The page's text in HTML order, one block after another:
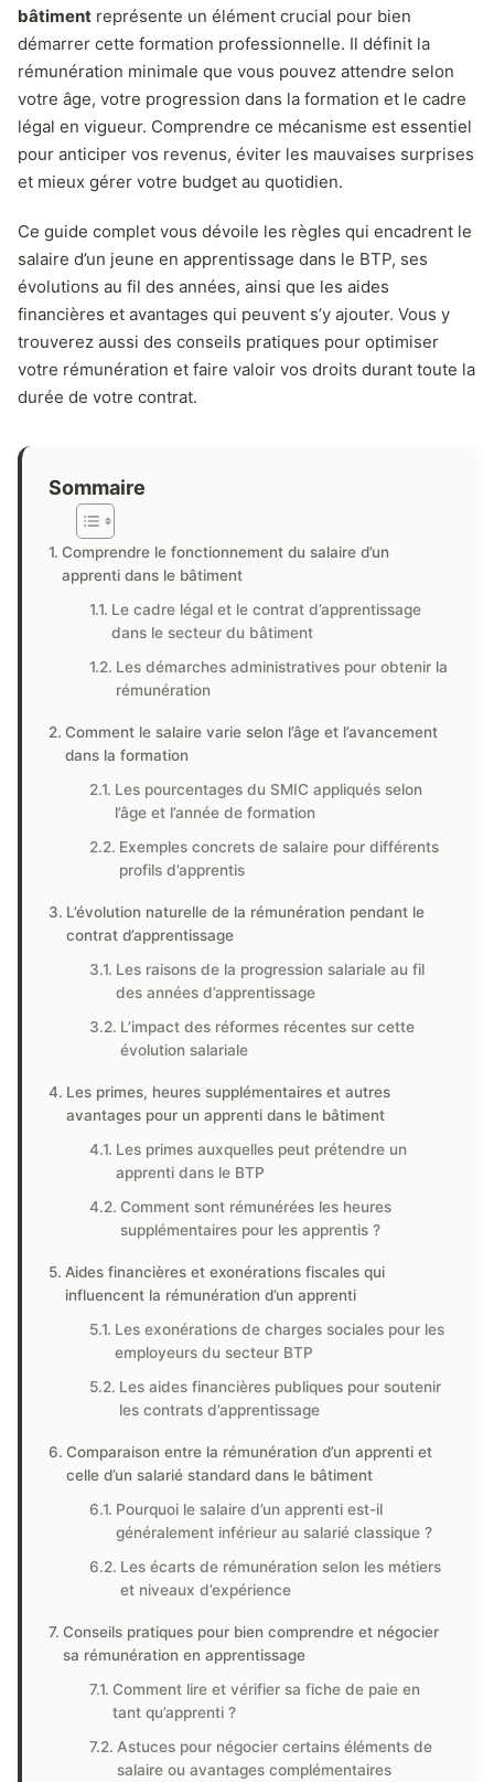
bâtiment représente un élément crucial pour bien
démarrer cette formation professionnelle. Il définit la
rémunération minimale que vous pouvez attendre selon
votre âge, votre progression dans la formation et le cadre
légal en vigueur. Comprendre ce mécanisme est essentiel
pour anticiper vos revenus, éviter les mauvaises surprises
et mieux gérer votre budget au quotidien.
Ce guide complet vous dévoile les règles qui encadrent le
salaire d’un jeune en apprentissage dans le BTP, ses
évolutions au fil des années, ainsi que les aides
financières et avantages qui peuvent s’y ajouter. Vous y
trouverez aussi des conseils pratiques pour optimiser
votre rémunération et faire valoir vos droits durant toute la
durée de votre contrat.
Sommaire
Comprendre le fonctionnement du salaire d’un
apprenti dans le bâtiment
Le cadre légal et le contrat d’apprentissage
dans le secteur du bâtiment
Les démarches administratives pour obtenir la
rémunération
Comment le salaire varie selon l’âge et l’avancement
dans la formation
Les pourcentages du SMIC appliqués selon
l’âge et l’année de formation
Exemples concrets de salaire pour différents
profils d’apprentis
L’évolution naturelle de la rémunération pendant le
contrat d’apprentissage
Les raisons de la progression salariale au fil
des années d’apprentissage
L’impact des réformes récentes sur cette
évolution salariale
Les primes, heures supplémentaires et autres
avantages pour un apprenti dans le bâtiment
Les primes auxquelles peut prétendre un
apprenti dans le BTP
Comment sont rémunérées les heures
supplémentaires pour les apprentis ?
Aides financières et exonérations fiscales qui
influencent la rémunération d’un apprenti
Les exonérations de charges sociales pour les
employeurs du secteur BTP
Les aides financières publiques pour soutenir
les contrats d’apprentissage
Comparaison entre la rémunération d’un apprenti et
celle d’un salarié standard dans le bâtiment
Pourquoi le salaire d’un apprenti est-il
généralement inférieur au salarié classique ?
Les écarts de rémunération selon les métiers
et niveaux d’expérience
Conseils pratiques pour bien comprendre et négocier
sa rémunération en apprentissage
Comment lire et vérifier sa fiche de paie en
tant qu’apprenti ?
Astuces pour négocier certains éléments de
salaire ou avantages complémentaires